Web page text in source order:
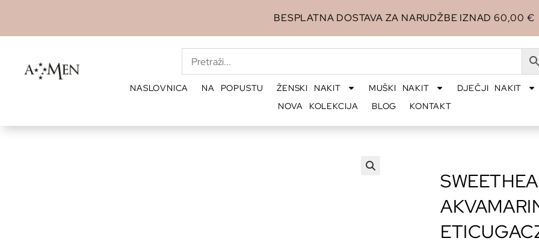
BESPLATNA DOSTAVA ZA NARUDŽBE IZNAD 60,00 €
NASLOVNICA NA POPUSTU ŽENSKI NAKIT MUŠKI NAKIT DJEČJI NAKIT
NOVA KOLEKCIJA
BLOG KONTAKT